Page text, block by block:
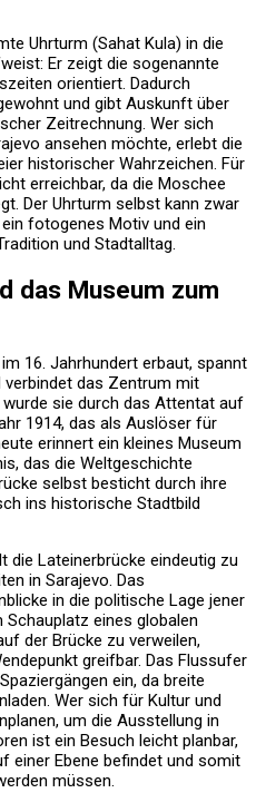
Uhrturm (Sahat Kula) in die
Er zeigt die sogenannte
orientiert. Dadurch
und gibt Auskunft über
Zeitrechnung. Wer sich
ansehen möchte, erlebt die
historischer Wahrzeichen. Für
erreichbar, da die Moschee
Der Uhrturm selbst kann zwar
fotogenes Motiv und ein
und Stadtalltag.
das Museum zum
16. Jahrhundert erbaut, spannt
verbindet das Zentrum mit
sie durch das Attentat auf
1914, das als Auslöser für
erinnert ein kleines Museum
das die Weltgeschichte
selbst besticht durch ihre
ins historische Stadtbild
die Lateinerbrücke eindeutig zu
in Sarajevo. Das
in die politische Lage jener
eines globalen
der Brücke zu verweilen,
greifbar. Das Flussufer
ein, da breite
Wer sich für Kultur und
um die Ausstellung in
ist ein Besuch leicht planbar,
einer Ebene befindet und somit
müssen.